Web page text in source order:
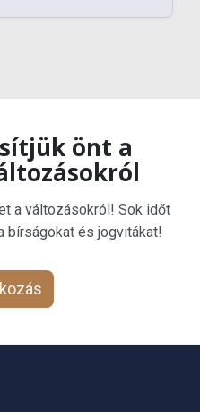
önt a
a változásokról! Sok időt
bírságokat és jogvitákat!